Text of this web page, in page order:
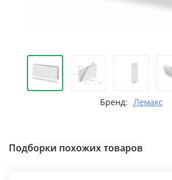
Бренд: Лемакс
Подборки похожих товаров